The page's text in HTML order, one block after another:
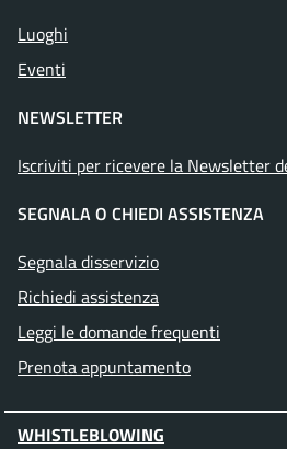
Luoghi
Eventi
NEWSLETTER
Iscriviti per ricevere la Newsletter
SEGNALA O CHIEDI ASSISTENZA
Segnala disservizio
Richiedi assistenza
Leggi le domande frequenti
Prenota appuntamento
WHISTLEBLOWING